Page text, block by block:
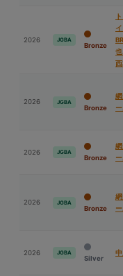
2026 JGBA
Bronze
也
2026 JGBA
Bronze
2026 JGBA
Bronze
2026 JGBA
Bronze
2026 JGBA
Silver